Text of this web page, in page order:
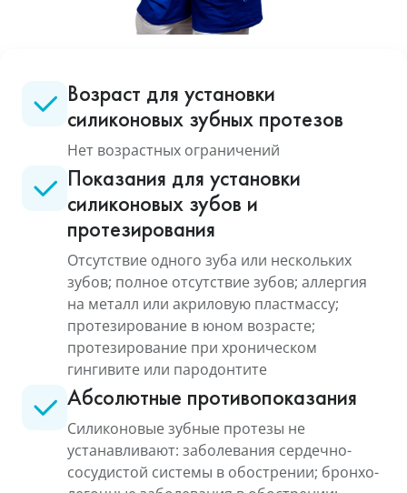
Возраст для установки
силиконовых зубных протезов
Нет возрастных ограничений
Показания для установки
силиконовых зубов и
протезирования
Отсутствие одного зуба или нескольких
зубов; полное отсутствие зубов; аллергия
на металл или акриловую пластмассу;
протезирование в юном возрасте;
протезирование при хроническом
гингивите или пародонтите
Абсолютные противопоказания
Силиконовые зубные протезы не
устанавливают: заболевания сердечно-
сосудистой системы в обострении; бронхо-